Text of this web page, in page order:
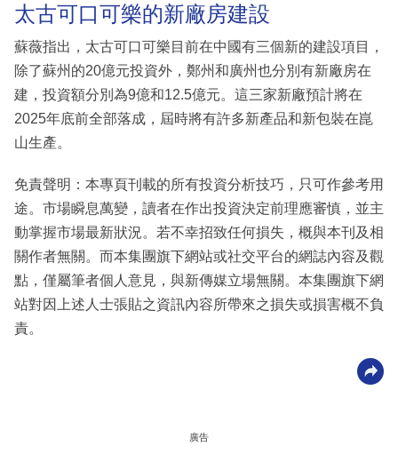
太古可口可樂的新廠房建設
蘇薇指出，太古可口可樂目前在中國有三個新的建設項目，
除了蘇州的20億元投資外，鄭州和廣州也分別有新廠房在
建，投資額分別為9億和12.5億元。這三家新廠預計將在
2025年底前全部落成，屆時將有許多新產品和新包裝在崑
山生產。
免責聲明：本專頁刊載的所有投資分析技巧，只可作參考用
途。市場瞬息萬變，讀者在作出投資決定前理應審慎，並主
動掌握市場最新狀況。若不幸招致任何損失，概與本刊及相
關作者無關。而本集團旗下網站或社交平台的網誌內容及觀
點，僅屬筆者個人意見，與新傳媒立場無關。本集團旗下網
站對因上述人士張貼之資訊內容所帶來之損失或損害概不負
責。
廣告